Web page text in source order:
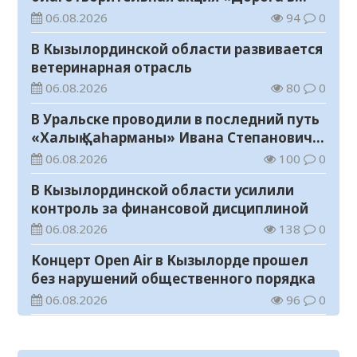
школу»
06.08.2026 94 0
В Кызылординской области развивается
ветеринарная отрасль
06.08.2026 80 0
В Уральске проводили в последний путь
«Халық Қаһарманы» Ивана Степановича
Гапича
06.08.2026 100 0
В Кызылординской области усилили
контроль за финансовой дисциплиной
06.08.2026 138 0
Концерт Open Air в Кызылорде прошел
без нарушений общественного порядка
06.08.2026 96 0
конкурс видеороликов о семейных